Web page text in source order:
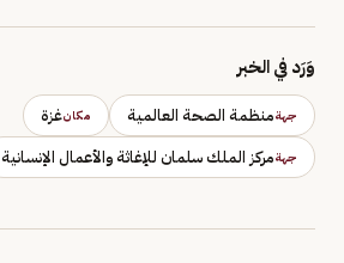
وَرَد في الخبر
جهةمنظمة الصحة العالمية مكانغزة
جهةمركز الملك سلمان للإغاثة والأعمال الإنسانية